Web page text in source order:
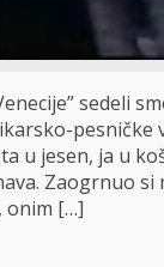
sedeli
pesničke
u jesen, ja u
Zaogrnuo si
onim […]